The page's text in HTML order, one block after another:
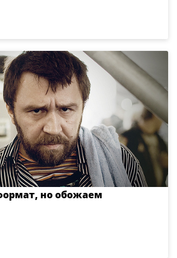
но обожаем